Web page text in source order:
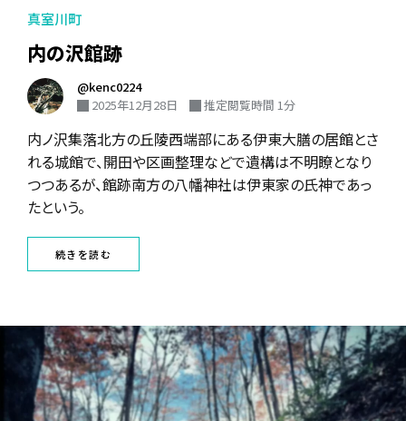
真室川町
内の沢館跡
@kenc0224
2025年12月28日
推定閲覧時間 1分
内ノ沢集落北方の丘陵西端部にある伊東大膳の居館とさ
れる城館で、開田や区画整理などで遺構は不明瞭となり
つつあるが、館跡南方の八幡神社は伊東家の氏神であっ
たという。
続きを読む